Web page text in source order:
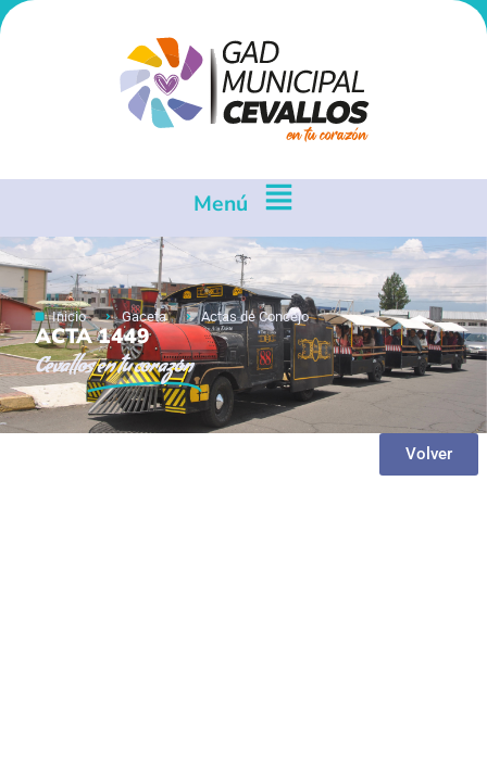
Menú
Inicio Gaceta Actas de Concejo
ACTA 1449
Cevallosen tu corazón
Volver